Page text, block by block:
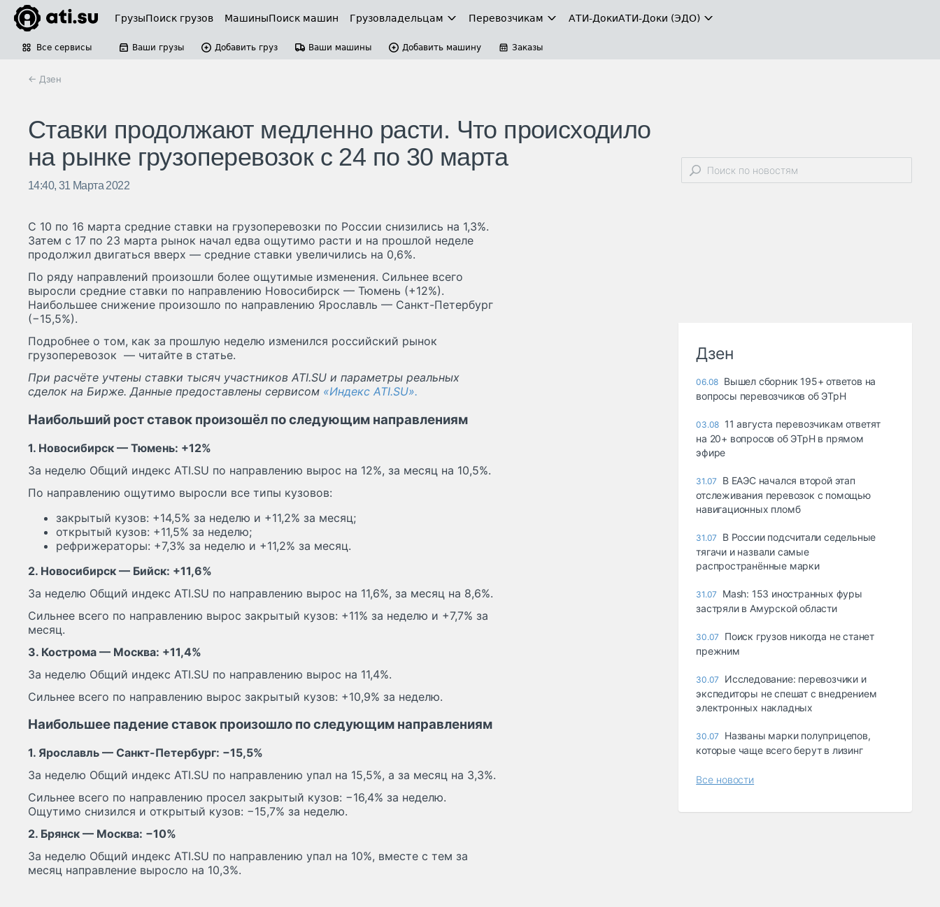
ГрузыПоиск грузов МашиныПоиск машин Грузовладельцам Перевозчикам АТИ-ДокиАТИ-Доки (ЭДО)
Все сервисы Ваши грузы Добавить груз Ваши машины Добавить машину Заказы
← Дзен
Ставки продолжают медленно расти. Что происходило
на рынке грузоперевозок с 24 по 30 марта
14:40, 31 Марта 2022
С 10 по 16 марта средние ставки на грузоперевозки по России снизились на 1,3%.
Затем с 17 по 23 марта рынок начал едва ощутимо расти и на прошлой неделе
продолжил двигаться вверх — средние ставки увеличились на 0,6%.
По ряду направлений произошли более ощутимые изменения. Сильнее всего
выросли средние ставки по направлению Новосибирск — Тюмень (+12%).
Наибольшее снижение произошло по направлению Ярославль — Санкт-Петербург
(−15,5%).
Подробнее о том, как за прошлую неделю изменился российский рынок
грузоперевозок — читайте в статье.
При расчёте учтены ставки тысяч участников ATI.SU и параметры реальных
сделок на Бирже. Данные предоставлены сервисом «Индекс ATI.SU».
Наибольший рост ставок произошёл по следующим направлениям
1. Новосибирск — Тюмень: +12%
За неделю Общий индекс ATI.SU по направлению вырос на 12%, за месяц на 10,5%.
По направлению ощутимо выросли все типы кузовов:
закрытый кузов: +14,5% за неделю и +11,2% за месяц;
открытый кузов: +11,5% за неделю;
рефрижераторы: +7,3% за неделю и +11,2% за месяц.
2. Новосибирск — Бийск: +11,6%
За неделю Общий индекс ATI.SU по направлению вырос на 11,6%, за месяц на 8,6%.
Сильнее всего по направлению вырос закрытый кузов: +11% за неделю и +7,7% за
месяц.
3. Кострома — Москва: +11,4%
За неделю Общий индекс ATI.SU по направлению вырос на 11,4%.
Сильнее всего по направлению вырос закрытый кузов: +10,9% за неделю.
Наибольшее падение ставок произошло по следующим направлениям
1. Ярославль — Санкт-Петербург: −15,5%
За неделю Общий индекс ATI.SU по направлению упал на 15,5%, а за месяц на 3,3%.
Сильнее всего по направлению просел закрытый кузов: −16,4% за неделю.
Ощутимо снизился и открытый кузов: −15,7% за неделю.
2. Брянск — Москва: −10%
За неделю Общий индекс ATI.SU по направлению упал на 10%, вместе с тем за
месяц направление выросло на 10,3%.
Дзен
06.08 Вышел сборник 195+ ответов на
вопросы перевозчиков об ЭТрН
03.08 11 августа перевозчикам ответят
на 20+ вопросов об ЭТрН в прямом
эфире
31.07
В ЕАЭС начался второй этап
отслеживания перевозок с помощью
навигационных пломб
31.07
В России подсчитали седельные
тягачи и назвали самые
распространённые марки
31.07
Mash: 153 иностранных фуры
застряли в Амурской области
30.07
Поиск грузов никогда не станет
прежним
30.07
Исследование: перевозчики и
экспедиторы не спешат с внедрением
электронных накладных
30.07
Названы марки полуприцепов,
которые чаще всего берут в лизинг
Все новости